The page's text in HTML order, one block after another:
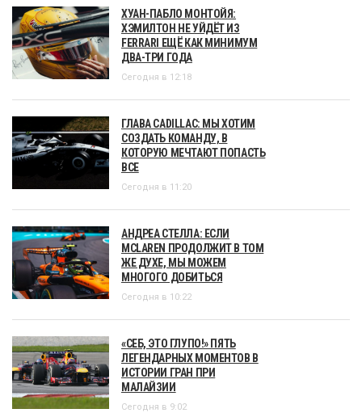
ХУАН-ПАБЛО МОНТОЙЯ:
ХЭМИЛТОН НЕ УЙДЁТ ИЗ
FERRARI ЕЩЁ КАК МИНИМУМ
ДВА-ТРИ ГОДА
Сегодня в 12:18
ГЛАВА CADILLAC: МЫ ХОТИМ
СОЗДАТЬ КОМАНДУ, В
КОТОРУЮ МЕЧТАЮТ ПОПАСТЬ
ВСЕ
Сегодня в 11:20
АНДРЕА СТЕЛЛА: ЕСЛИ
MCLAREN ПРОДОЛЖИТ В ТОМ
ЖЕ ДУХЕ, МЫ МОЖЕМ
МНОГОГО ДОБИТЬСЯ
Сегодня в 10:22
«СЕБ, ЭТО ГЛУПО!» ПЯТЬ
ЛЕГЕНДАРНЫХ МОМЕНТОВ В
ИСТОРИИ ГРАН ПРИ
МАЛАЙЗИИ
Сегодня в 9:02